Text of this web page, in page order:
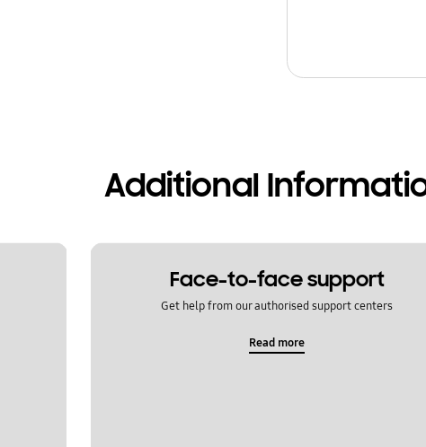
Additional
Face-to-face support
Get help from our authorised support centers
Read more